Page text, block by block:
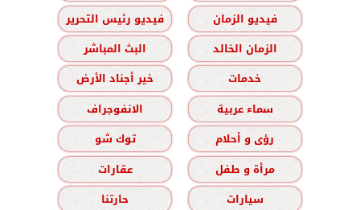
فيديو الزمان
فيديو رئيس التحرير
الزمان الخالد
البث المباشر
خدمات
خير أجناد الأرض
سماء عربية
الانفوجراف
رؤى و أحلام
توك شو
مرأة و طفل
عقارات
سيارات
حارتنا